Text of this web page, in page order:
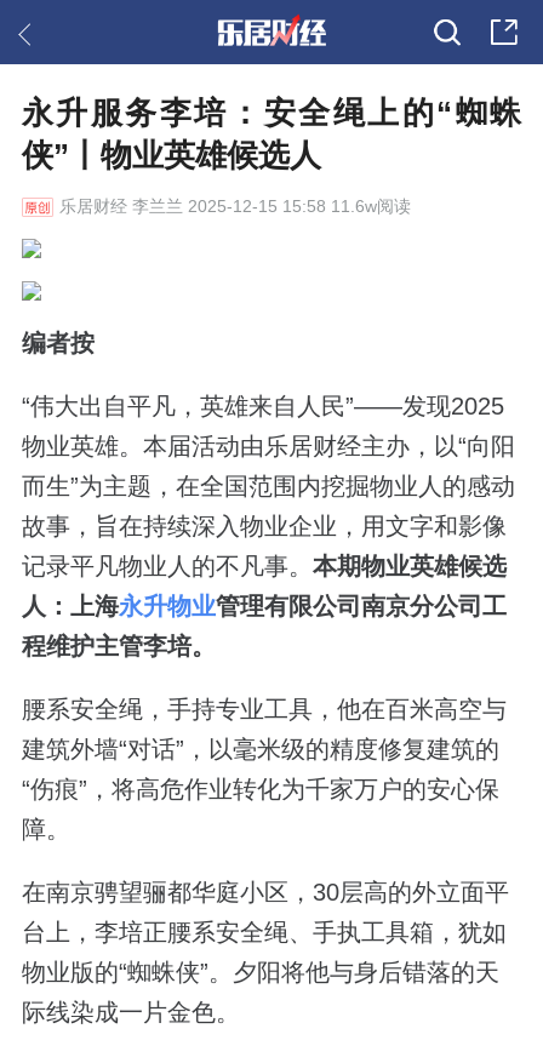
永升服务李培：安全绳上的“蜘蛛
侠”丨物业英雄候选人
乐居财经李兰兰 2025-12-15 15:58 11.6w阅读
编者按
“伟大出自平凡，英雄来自人民”——发现2025
物业英雄。本届活动由乐居财经主办，以“向阳
而生”为主题，在全国范围内挖掘物业人的感动
故事，旨在持续深入物业企业，用文字和影像
记录平凡物业人的不凡事。 本期物业英雄候选
人：上海永升物业管理有限公司南京分公司工
程维护主管李培。
腰系安全绳，手持专业工具，他在百米高空与
建筑外墙“对话”，以毫米级的精度修复建筑的
“伤痕”，将高危作业转化为千家万户的安心保
障。
在南京骋望骊都华庭小区，30层高的外立面平
台上，李培正腰系安全绳、手执工具箱，犹如
物业版的“蜘蛛侠”。夕阳将他与身后错落的天
际线染成一片金色。